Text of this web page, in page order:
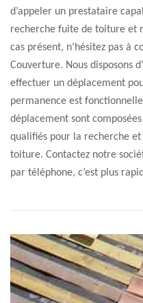
d’appeler un prestataire
recherche fuite de toiture et
cas présent, n’hésitez pas à
Couverture. Nous disposons
effectuer un déplacement
permanence est
déplacement sont
qualifiés pour la recherche
toiture. Contactez notre
par téléphone, c’est plus